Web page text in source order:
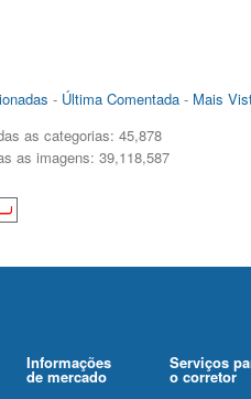
- Última Comentada- Mais
as categorias: 45,878
as imagens: 39,118,587
Informações
de mercado
Serviços
o corretor